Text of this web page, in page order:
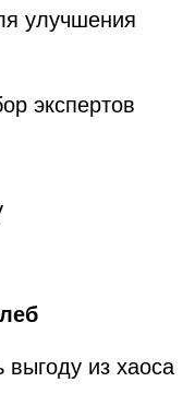
улучшения
экспертов
выгоду из хаоса